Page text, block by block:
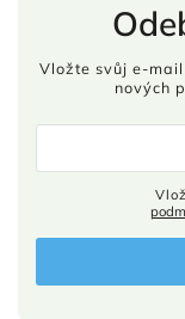
Vložte svůj e-
nových